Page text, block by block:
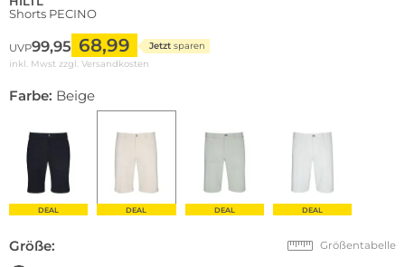
Shorts PECINO
UVP99,95 68,99 Jetzt sparen
inkl. Mwst zzgl. Versandkosten
Farbe: Beige
DEAL DEAL DEAL DEAL
Größe: Größentabelle